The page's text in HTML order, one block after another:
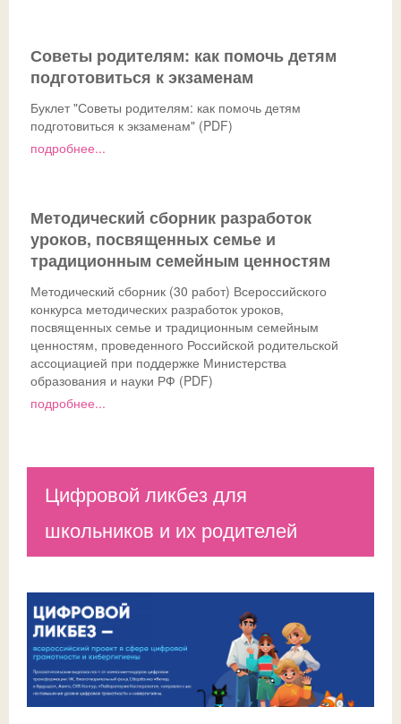
Советы родителям: как помочь детям
подготовиться к экзаменам
Буклет "Советы родителям: как помочь детям
подготовиться к экзаменам" (PDF)
подробнее...
Методический сборник разработок
уроков, посвященных семье и
традиционным семейным ценностям
Методический сборник (30 работ) Всероссийского
конкурса методических разработок уроков,
посвященных семье и традиционным семейным
ценностям, проведенного Российской родительской
ассоциацией при поддержке Министерства
образования и науки РФ (PDF)
подробнее...
Цифровой ликбез для
школьников и их родителей